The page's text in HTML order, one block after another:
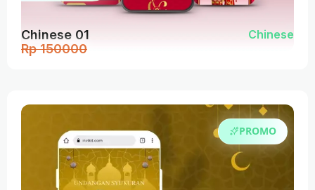
Chinese 01 Chinese
Rp 150000
PROMO